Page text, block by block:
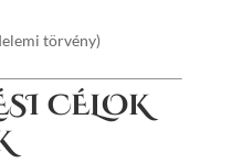
törvény)
CÉLOK